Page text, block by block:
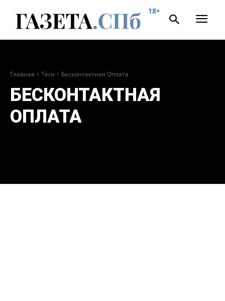
18+
Главная Теги Бесконтактная Оплата
БЕСКОНТАКТНАЯ
ОПЛАТА